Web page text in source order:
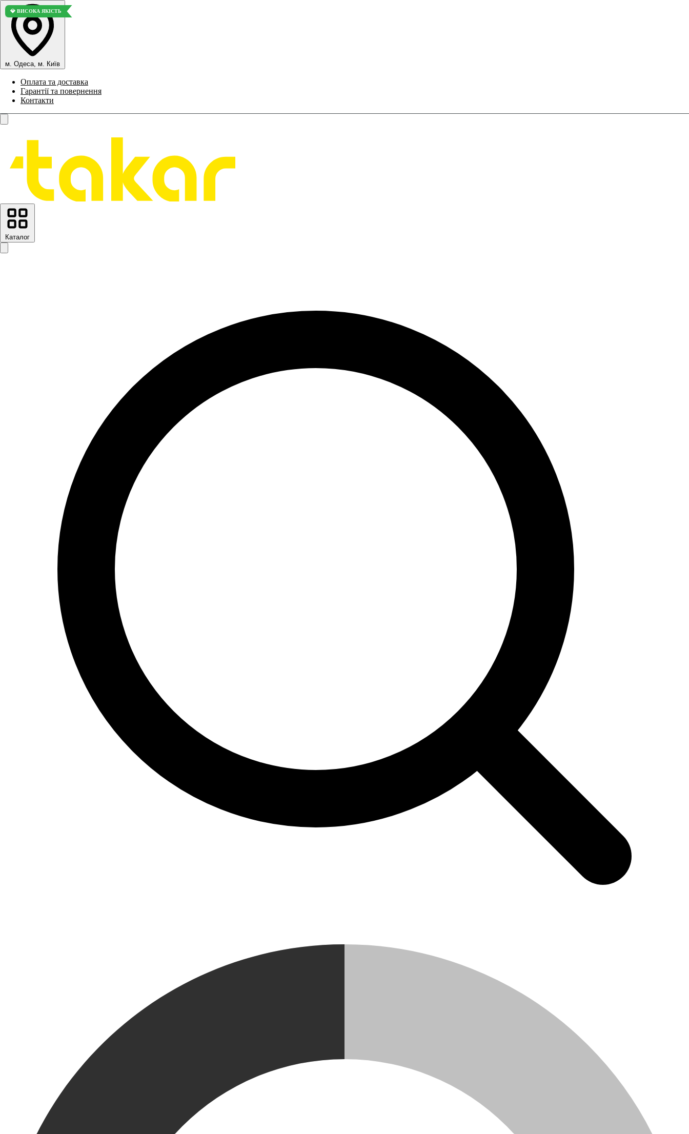
м. Одеса, м. Київ
Оплата та доставка
Гарантії та повернення
Контакти
Каталог
💎 ВИСОКА ЯКІСТЬ